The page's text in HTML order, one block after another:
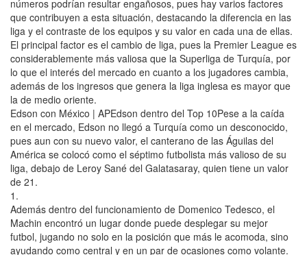
números podrían resultar engañosos, pues hay varios factores
que contribuyen a esta situación, destacando la diferencia en las
liga y el contraste de los equipos y su valor en cada una de ellas.
El principal factor es el cambio de liga, pues la Premier League es
considerablemente más valiosa que la Superliga de Turquía, por
lo que el interés del mercado en cuanto a los jugadores cambia,
además de los ingresos que genera la liga inglesa es mayor que
la de medio oriente.
Edson con México | APEdson dentro del Top 10Pese a la caída
en el mercado, Edson no llegó a Turquía como un desconocido,
pues aun con su nuevo valor, el canterano de las Águilas del
América se colocó como el séptimo futbolista más valioso de su
liga, debajo de Leroy Sané del Galatasaray, quien tiene un valor
de 21.
1.
Además dentro del funcionamiento de Domenico Tedesco, el
Machin encontró un lugar donde puede desplegar su mejor
futbol, jugando no solo en la posición que más le acomoda, sino
ayudando como central y en un par de ocasiones como volante.